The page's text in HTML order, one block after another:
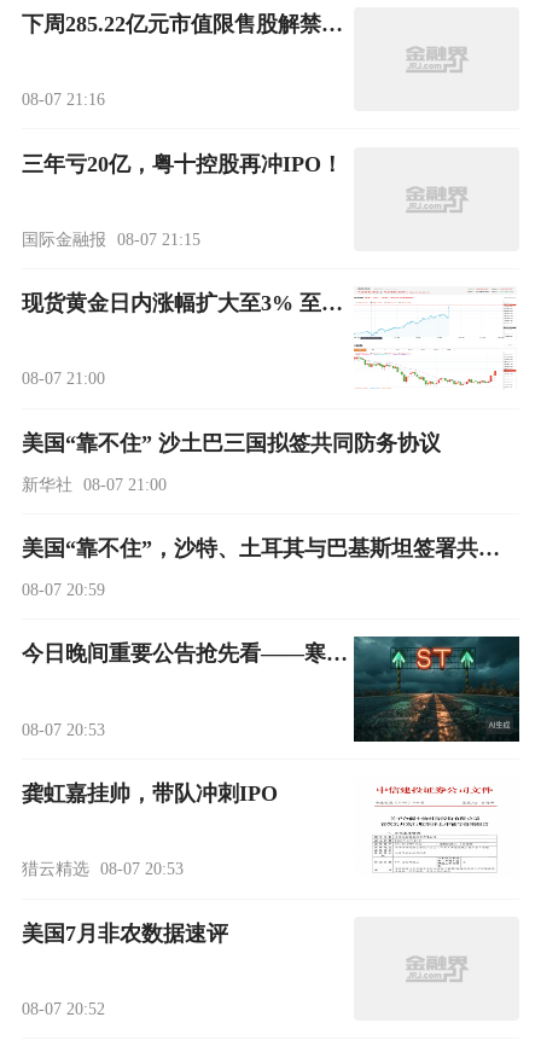
下周285.22亿元市值限售股解禁 陆家嘴解禁71.1亿元居首
08-07 21:16
三年亏20亿，粤十控股再冲IPO！
国际金融报 08-07 21:15
现货黄金日内涨幅扩大至3% 至6月17日以来最高水平
08-07 21:00
美国“靠不住” 沙土巴三国拟签共同防务协议
新华社 08-07 21:00
美国“靠不住”，沙特、土耳其与巴基斯坦签署共同防务协议：对三国中任何一国动武，将被视为对所有三国的攻击！巴空军已进驻沙特基地
08-07 20:59
今日晚间重要公告抢先看——寒武纪公布“炸裂”业绩：上半年净利润超23亿元，同比增长超122%！4连板沃格光电控股股东因信披违规收到行政处罚告知书；*ST实达被证监会立案
08-07 20:53
龚虹嘉挂帅，带队冲刺IPO
猎云精选 08-07 20:53
美国7月非农数据速评
08-07 20:52